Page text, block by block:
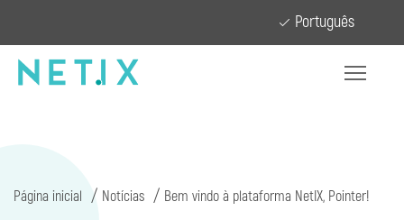
Português
Página inicial Notícias Bem vindo à plataforma NetIX, Pointer!